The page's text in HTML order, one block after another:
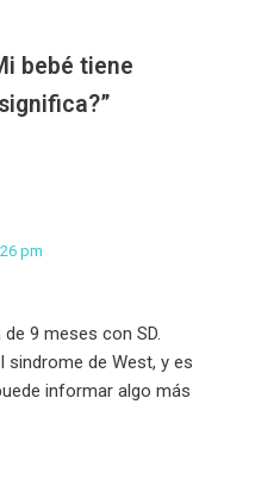
bebé tiene
pm
9 meses con SD.
de West, y es
informar algo más